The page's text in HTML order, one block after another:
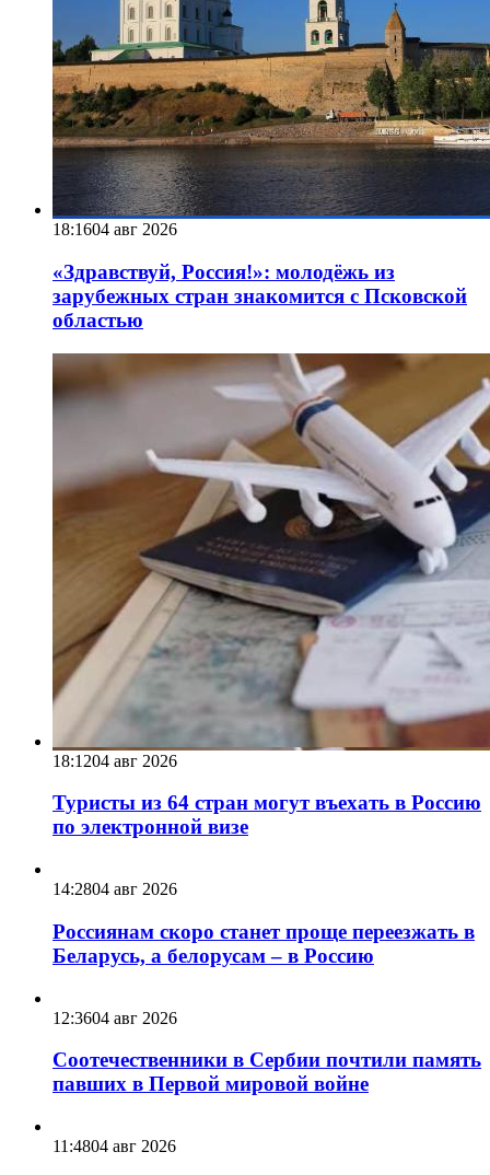
18:1604 авг 2026
«Здравствуй, Россия!»: молодёжь из
зарубежных стран знакомится с Псковской
областью
18:1204 авг 2026
Туристы из 64 стран могут въехать в Россию
по электронной визе
14:2804 авг 2026
Россиянам скоро станет проще переезжать в
Беларусь, а белорусам – в Россию
12:3604 авг 2026
Соотечественники в Сербии почтили память
павших в Первой мировой войне
11:4804 авг 2026